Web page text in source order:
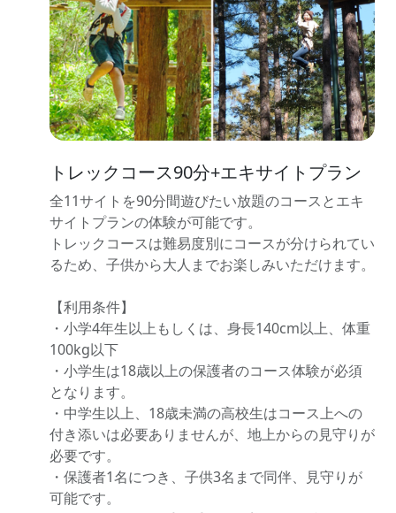
トレックコース90分+エキサイトプラン
全11サイトを90分間遊びたい放題のコースとエキ
サイトプランの体験が可能です。
トレックコースは難易度別にコースが分けられてい
るため、子供から大人までお楽しみいただけます。
【利用条件】
・小学4年生以上もしくは、身長140cm以上、体重
100kg以下
・小学生は18歳以上の保護者のコース体験が必須
となります。
・中学生以上、18歳未満の高校生はコース上への
付き添いは必要ありませんが、地上からの見守りが
必要です。
・保護者1名につき、子供3名まで同伴、見守りが
可能です。